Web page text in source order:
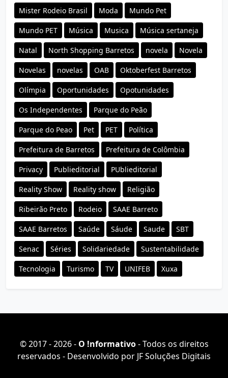
Mister Rodeio Brasil Moda Mundo Pet
Mundo PET Música Musica Música sertaneja
Natal North Shopping Barretos novela Novela
Novelas novelas OAB Oktoberfest Barretos
Olímpia Oportunidades Opotunidades
Os Independentes Parque do Peão
Parque do Peao Pet PET Política
Prefeitura de Barretos Prefeitura de Colômbia
Privacy Publieditorial PUblieditorial
Reality Show Reality show Religião
Ribeirão Preto Rodeio SAAE Barreto
SAAE Barretos Saúde Sáude Saude SBT
Senac Séries Solidariedade Sustentabilidade
Tecnologia Turismo TV UNIFEB Xuxa
© 2017 - 2026 - O ǃnformativo- Todos os direitos
reservados - Desenvolvido por JF Soluções Digitais